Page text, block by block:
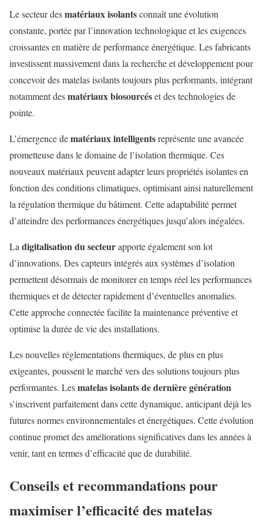
Le secteur desmatériaux isolantsconnaît une évolution
constante, portée par l’innovation technologique et les exigences
croissantes en matière de performance énergétique. Les fabricants
investissent massivement dans la recherche et développement pour
concevoir des matelas isolants toujours plus performants, intégrant
notamment desmatériaux biosourcéset des technologies de
pointe.
L’émergence dematériaux intelligentsreprésente une avancée
prometteuse dans le domaine de l’isolation thermique. Ces
nouveaux matériaux peuvent adapter leurs propriétés isolantes en
fonction des conditions climatiques, optimisant ainsi naturellement
la régulation thermique du bâtiment. Cette adaptabilité permet
d’atteindre des performances énergétiques jusqu’alors inégalées.
Ladigitalisation du secteurapporte également son lot
d’innovations. Des capteurs intégrés aux systèmes d’isolation
permettent désormais de monitorer en temps réel les performances
thermiques et de détecter rapidement d’éventuelles anomalies.
Cette approche connectée facilite la maintenance préventive et
optimise la durée de vie des installations.
Les nouvelles réglementations thermiques, de plus en plus
exigeantes, poussent le marché vers des solutions toujours plus
performantes. Lesmatelas isolants de dernière génération
s’inscrivent parfaitement dans cette dynamique, anticipant déjà les
futures normes environnementales et énergétiques. Cette évolution
continue promet des améliorations significatives dans les années à
venir, tant en termes d’efficacité que de durabilité.
Conseils et recommandations pour
maximiser l’efficacité des matelas